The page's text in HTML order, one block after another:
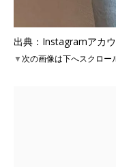
出典：Instagramアカ
▼次の画像は下へスクロー